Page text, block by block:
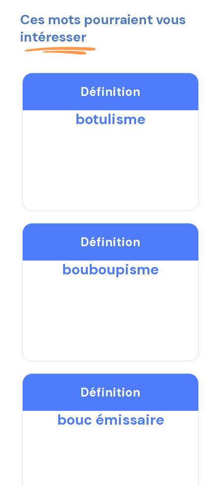
Ces mots pourraient vous
intéresser
Définition
botulisme
Définition
bouboupisme
Définition
bouc émissaire